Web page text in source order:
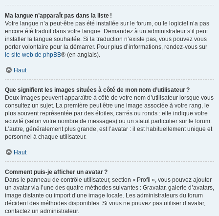
Ma langue n’apparaît pas dans la liste !
Votre langue n’a peut-être pas été installée sur le forum, ou le logiciel n’a pas
encore été traduit dans votre langue. Demandez à un administrateur s’il peut
installer la langue souhaitée. Si la traduction n’existe pas, vous pouvez vous
porter volontaire pour la démarrer. Pour plus d’informations, rendez-vous sur
le site web de phpBB® (en anglais).
Haut
Que signifient les images situées à côté de mon nom d’utilisateur ?
Deux images peuvent apparaître à côté de votre nom d’utilisateur lorsque vous
consultez un sujet. La première peut être une image associée à votre rang, le
plus souvent représentée par des étoiles, carrés ou ronds : elle indique votre
activité (selon votre nombre de messages) ou un statut particulier sur le forum.
L’autre, généralement plus grande, est l’avatar : il est habituellement unique et
personnel à chaque utilisateur.
Haut
Comment puis-je afficher un avatar ?
Dans le panneau de contrôle utilisateur, section « Profil », vous pouvez ajouter
un avatar via l’une des quatre méthodes suivantes : Gravatar, galerie d’avatars,
image distante ou import d’une image locale. Les administrateurs du forum
décident des méthodes disponibles. Si vous ne pouvez pas utiliser d’avatar,
contactez un administrateur.